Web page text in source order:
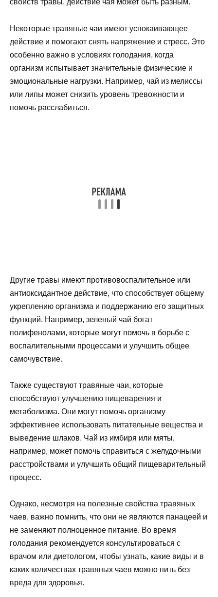
свойств травы, действие чая может быть разным.
Некоторые травяные чаи имеют успокаивающее
действие и помогают снять напряжение и стресс. Это
особенно важно в условиях голодания, когда
организм испытывает значительные физические и
эмоциональные нагрузки. Например, чай из мелиссы
или липы может снизить уровень тревожности и
помочь расслабиться.
Другие травы имеют противовоспалительное или
антиоксидантное действие, что способствует общему
укреплению организма и поддержанию его защитных
функций. Например, зеленый чай богат
полифенолами, которые могут помочь в борьбе с
воспалительными процессами и улучшить общее
самочувствие.
Также существуют травяные чаи, которые
способствуют улучшению пищеварения и
метаболизма. Они могут помочь организму
эффективнее использовать питательные вещества и
выведение шлаков. Чай из имбиря или мяты,
например, может помочь справиться с желудочными
расстройствами и улучшить общий пищеварительный
процесс.
Однако, несмотря на полезные свойства травяных
чаев, важно помнить, что они не являются панацеей и
не заменяют полноценное питание. Во время
голодания рекомендуется консультироваться с
врачом или диетологом, чтобы узнать, какие виды и в
каких количествах травяных чаев можно пить без
вреда для здоровья.